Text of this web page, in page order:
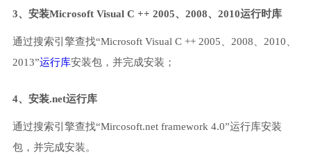
3、安装Microsoft Visual C ++ 2005、2008、2010运行时库
通过搜索引擎查找“Microsoft Visual C ++ 2005、2008、2010、
2013”运行库安装包，并完成安装；
4、安装.net运行库
通过搜索引擎查找“Mircosoft.net framework 4.0”运行库安装
包，并完成安装。